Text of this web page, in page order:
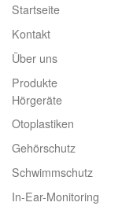
Startseite
Kontakt
Über uns
Produkte
Hörgeräte
Otoplastiken
Gehörschutz
Schwimmschutz
In-Ear-Monitoring